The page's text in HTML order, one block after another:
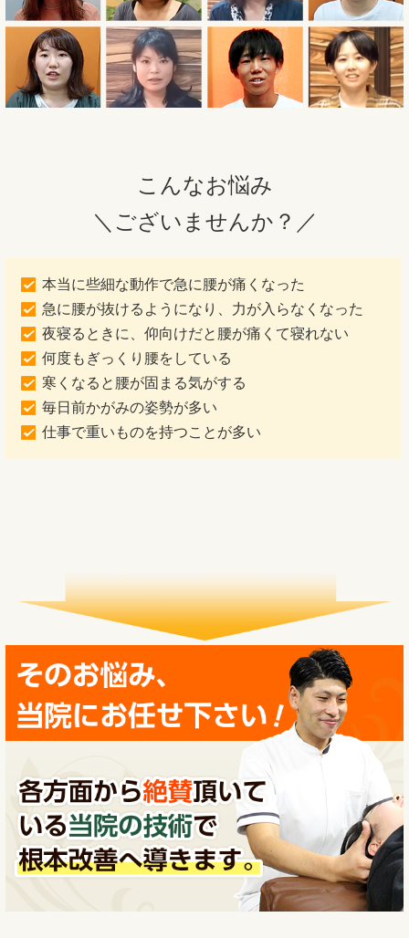
こんなお悩み
＼ございませんか？／
本当に些細な動作で急に腰が痛くなった
急に腰が抜けるようになり、力が入らなくなった
夜寝るときに、仰向けだと腰が痛くて寝れない
何度もぎっくり腰をしている
寒くなると腰が固まる気がする
毎日前かがみの姿勢が多い
仕事で重いものを持つことが多い